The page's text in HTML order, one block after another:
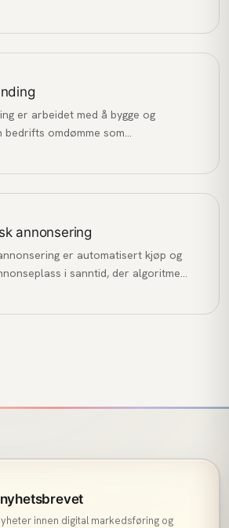
er arbeidet med å bygge og
bedrifts omdømme som
annonsering
er automatisert kjøp og
i sanntid, der algoritmer
innen digital markedsføring og